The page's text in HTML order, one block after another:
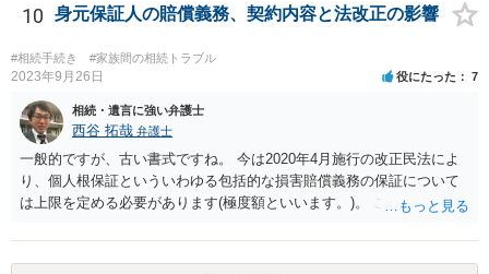
益がないと考えている可能性もあると思いますので、そのあたりも含
めて、弁護士見解を確認等するためによく打ち合わせた方がよいと思
います。単に面倒臭いということで書面提出をしないということであ
れば、当該弁護士との委任関係を修了した上で、貴方のほうで書面提
出することを検討なさった方がよいでしょう。
10 身元保証人の賠償義務、契約内容と法改正の影響
#相続手続き #家族間の相続トラブル
2023年9月26日 役にたった 7
相続・遺言に強い弁護士
西谷 拓哉 弁護士
一般的ですが、古い書式ですね。 今は2020年4月施行の改正民法によ
り、個人根保証といういわゆる包括的な損害賠償義務の保証について
は上限を定める必要があります(極度額といいます。)。 この書式にサ
り、会社側は請求できない可能性が高そうです。